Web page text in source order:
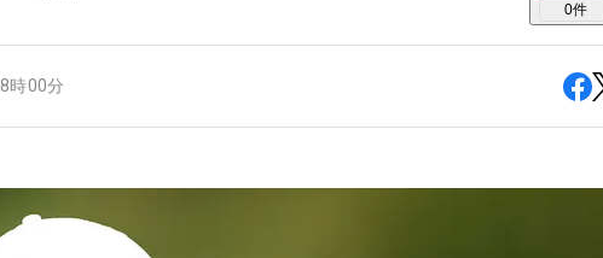
0件
時00分